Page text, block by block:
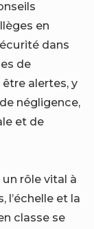
en
dans
de
alertes, y
négligence,
et de
rôle vital à
l’échelle et la
classe se